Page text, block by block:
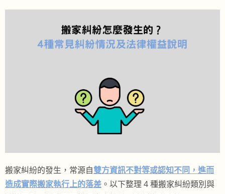
搬家糾紛的發生，常源自雙方資訊不對等或認知不同，進而
造成實際搬家執行上的落差 。以下整理 4 種搬家糾紛類別與